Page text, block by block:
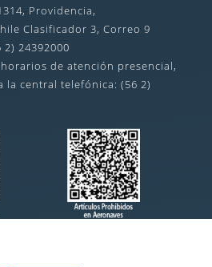
Providencia,
Clasificador 3, Correo 9
2) 24392000
de atención presencial,
la central telefónica: (56 2)